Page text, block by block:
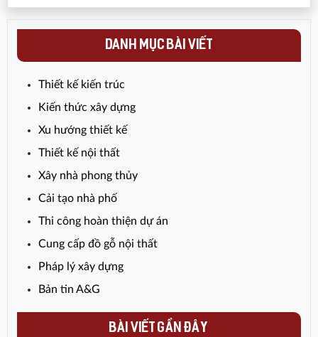
chính xác, hạn chế phát sinh và tránh
tình trạng chênh lệch báo giá từ nhà
DANH MỤC BÀI VIẾT
Thiết kế kiến trúc
Kiến thức xây dựng
Xu hướng thiết kế
Thiết kế nội thất
Xây nhà phong thủy
Cải tạo nhà phố
Thi công hoàn thiện dự án
Cung cấp đồ gỗ nội thất
Pháp lý xây dựng
Bản tin A&G
BÀI VIẾT GẦN ĐÂY